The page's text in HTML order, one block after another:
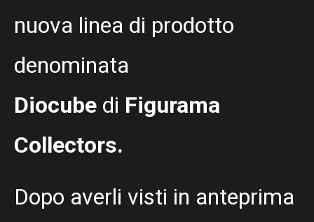
nuova linea di prodotto
denominata
Diocube di Figurama
Collectors.
Dopo averli visti in anteprima